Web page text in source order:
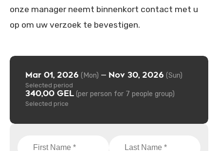
onze manager neemt binnenkort contact met u
op om uw verzoek te bevestigen.
Mar 01, 2026 (Mon) — Nov 30, 2026 (Sun)
Selected period
340,00 GEL (per person for 7 people group)
Selected price